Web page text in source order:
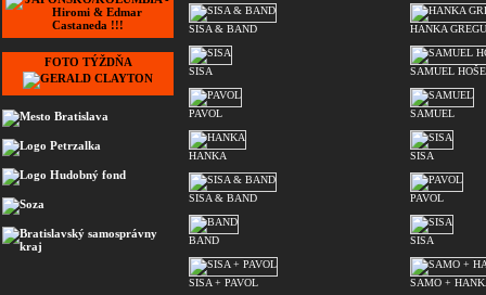
FOTO TÝŽDŇA
SISA & BAND HANKA
SISA SAMUEL
PAVOL SAMUEL
HANKA SISA
SISA & BAND PAVOL
BAND SISA
SISA + PAVOL SAMO +